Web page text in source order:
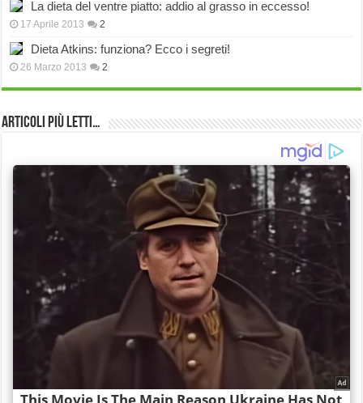
La dieta del ventre piatto: addio al grasso in eccesso!
17 Aprile 2013 2
Dieta Atkins: funziona? Ecco i segreti!
26 Marzo 2013 2
Articoli più Letti…